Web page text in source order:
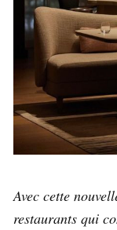
Avec cette
restaurants qui